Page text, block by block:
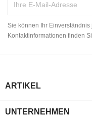
Sie können Ihr
Kontaktinformationen finden
ARTIKEL
UNTERNEHMEN